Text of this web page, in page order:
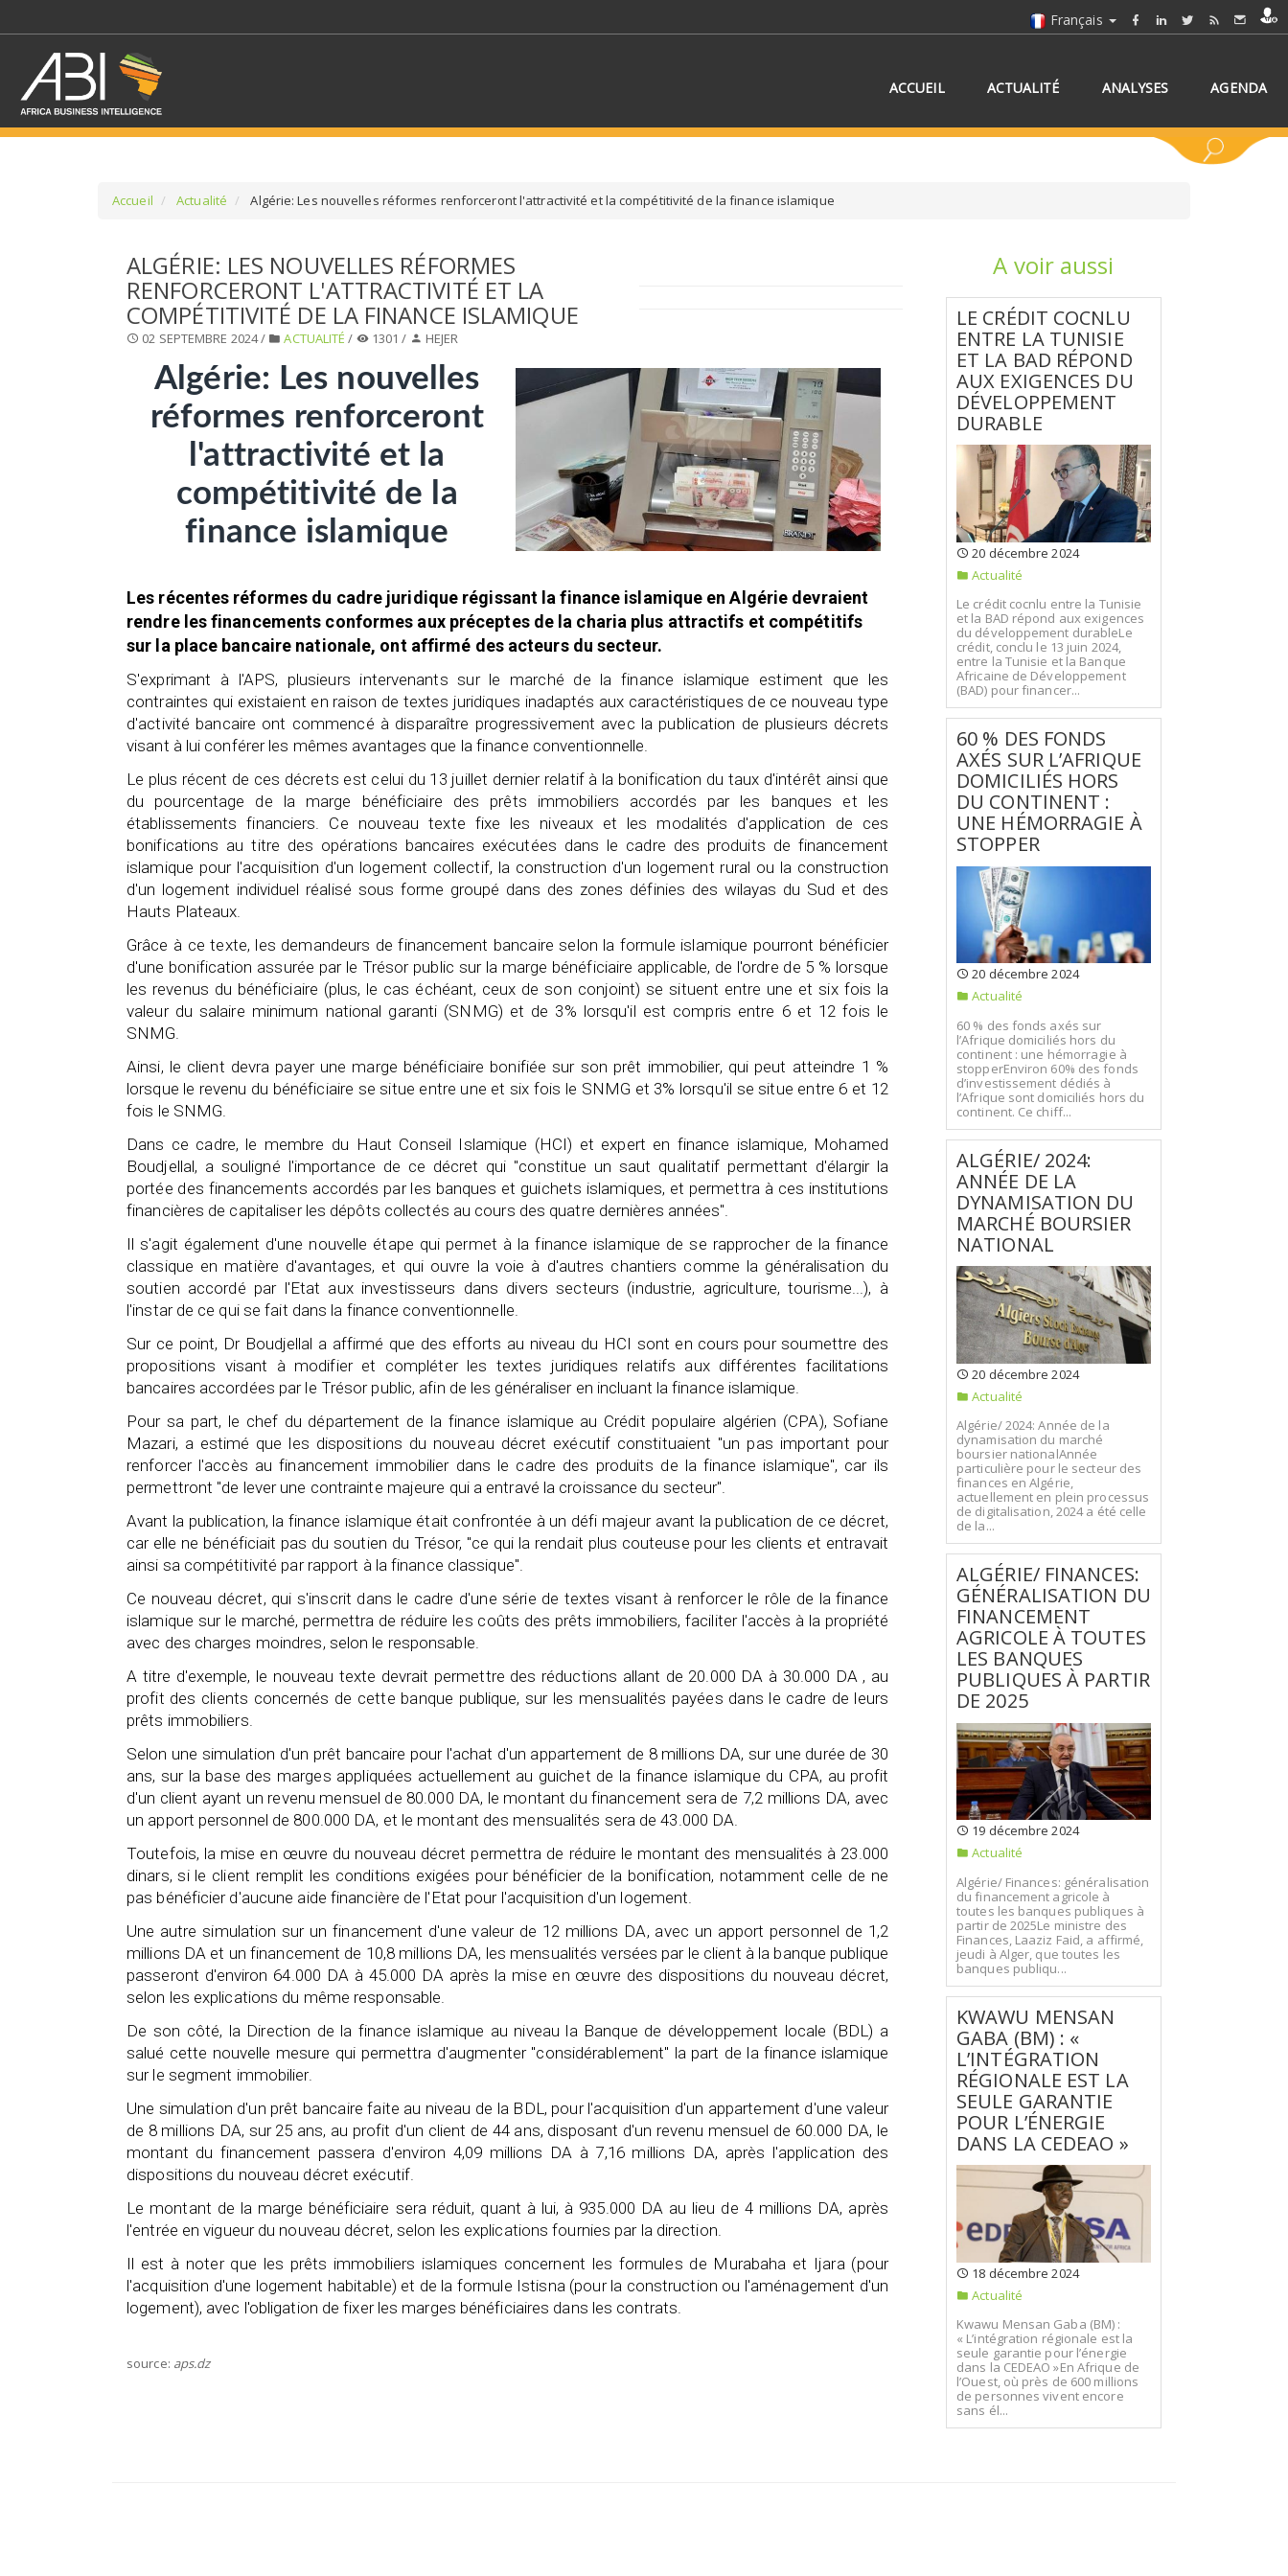
Français
ACCUEIL ACTUALITÉ ANALYSES AGENDA
SÉLECTIONNEZ UN/DES SECTEURS
SELECTIONNEZ UNE SECTION SÉLECTIONNEZ UN/DES PAYS
Accueil Actualité Algérie: Les nouvelles réformes renforceront l'attractivité et la compétitivité de la finance islamique
ALGÉRIE: LES NOUVELLES RÉFORMES
RENFORCERONT L'ATTRACTIVITÉ ET LA
COMPÉTITIVITÉ DE LA FINANCE ISLAMIQUE
02 SEPTEMBRE 2024 / ACTUALITÉ / 1301 / HEJER
Algérie: Les nouvelles
réformes renforceront
l'attractivité et la
compétitivité de la
finance islamique
Les récentes réformes du cadre juridique régissant la finance islamique en Algérie devraient
rendre les financements conformes aux préceptes de la charia plus attractifs et compétitifs
sur la place bancaire nationale, ont affirmé des acteurs du secteur.
S'exprimant à l'APS, plusieurs intervenants sur le marché de la finance islamique estiment que les
contraintes qui existaient en raison de textes juridiques inadaptés aux caractéristiques de ce nouveau type
d'activité bancaire ont commencé à disparaître progressivement avec la publication de plusieurs décrets
visant à lui conférer les mêmes avantages que la finance conventionnelle.
Le plus récent de ces décrets est celui du 13 juillet dernier relatif à la bonification du taux d'intérêt ainsi que
du pourcentage de la marge bénéficiaire des prêts immobiliers accordés par les banques et les
établissements financiers. Ce nouveau texte fixe les niveaux et les modalités d'application de ces
bonifications au titre des opérations bancaires exécutées dans le cadre des produits de financement
islamique pour l'acquisition d'un logement collectif, la construction d'un logement rural ou la construction
d'un logement individuel réalisé sous forme groupé dans des zones définies des wilayas du Sud et des
Hauts Plateaux.
Grâce à ce texte, les demandeurs de financement bancaire selon la formule islamique pourront bénéficier
d'une bonification assurée par le Trésor public sur la marge bénéficiaire applicable, de l'ordre de 5 % lorsque
les revenus du bénéficiaire (plus, le cas échéant, ceux de son conjoint) se situent entre une et six fois la
valeur du salaire minimum national garanti (SNMG) et de 3% lorsqu'il est compris entre 6 et 12 fois le
SNMG.
Ainsi, le client devra payer une marge bénéficiaire bonifiée sur son prêt immobilier, qui peut atteindre 1 %
lorsque le revenu du bénéficiaire se situe entre une et six fois le SNMG et 3% lorsqu'il se situe entre 6 et 12
fois le SNMG.
Dans ce cadre, le membre du Haut Conseil Islamique (HCI) et expert en finance islamique, Mohamed
Boudjellal, a souligné l'importance de ce décret qui "constitue un saut qualitatif permettant d'élargir la
portée des financements accordés par les banques et guichets islamiques, et permettra à ces institutions
financières de capitaliser les dépôts collectés au cours des quatre dernières années".
Il s'agit également d'une nouvelle étape qui permet à la finance islamique de se rapprocher de la finance
classique en matière d'avantages, et qui ouvre la voie à d'autres chantiers comme la généralisation du
soutien accordé par l'Etat aux investisseurs dans divers secteurs (industrie, agriculture, tourisme...), à
l'instar de ce qui se fait dans la finance conventionnelle.
Sur ce point, Dr Boudjellal a affirmé que des efforts au niveau du HCI sont en cours pour soumettre des
propositions visant à modifier et compléter les textes juridiques relatifs aux différentes facilitations
bancaires accordées par le Trésor public, afin de les généraliser en incluant la finance islamique.
Pour sa part, le chef du département de la finance islamique au Crédit populaire algérien (CPA), Sofiane
Mazari, a estimé que les dispositions du nouveau décret exécutif constituaient "un pas important pour
renforcer l'accès au financement immobilier dans le cadre des produits de la finance islamique", car ils
permettront "de lever une contrainte majeure qui a entravé la croissance du secteur".
Avant la publication, la finance islamique était confrontée à un défi majeur avant la publication de ce décret,
car elle ne bénéficiait pas du soutien du Trésor, "ce qui la rendait plus couteuse pour les clients et entravait
ainsi sa compétitivité par rapport à la finance classique".
Ce nouveau décret, qui s'inscrit dans le cadre d'une série de textes visant à renforcer le rôle de la finance
islamique sur le marché, permettra de réduire les coûts des prêts immobiliers, faciliter l'accès à la propriété
avec des charges moindres, selon le responsable.
A titre d'exemple, le nouveau texte devrait permettre des réductions allant de 20.000 DA à 30.000 DA , au
profit des clients concernés de cette banque publique, sur les mensualités payées dans le cadre de leurs
prêts immobiliers.
Selon une simulation d'un prêt bancaire pour l'achat d'un appartement de 8 millions DA, sur une durée de 30
ans, sur la base des marges appliquées actuellement au guichet de la finance islamique du CPA, au profit
d'un client ayant un revenu mensuel de 80.000 DA, le montant du financement sera de 7,2 millions DA, avec
un apport personnel de 800.000 DA, et le montant des mensualités sera de 43.000 DA.
Toutefois, la mise en œuvre du nouveau décret permettra de réduire le montant des mensualités à 23.000
dinars, si le client remplit les conditions exigées pour bénéficier de la bonification, notamment celle de ne
pas bénéficier d'aucune aide financière de l'Etat pour l'acquisition d'un logement.
Une autre simulation sur un financement d'une valeur de 12 millions DA, avec un apport personnel de 1,2
millions DA et un financement de 10,8 millions DA, les mensualités versées par le client à la banque publique
passeront d'environ 64.000 DA à 45.000 DA après la mise en œuvre des dispositions du nouveau décret,
selon les explications du même responsable.
De son côté, la Direction de la finance islamique au niveau la Banque de développement locale (BDL) a
salué cette nouvelle mesure qui permettra d'augmenter "considérablement" la part de la finance islamique
sur le segment immobilier.
Une simulation d'un prêt bancaire faite au niveau de la BDL, pour l'acquisition d'un appartement d'une valeur
de 8 millions DA, sur 25 ans, au profit d'un client de 44 ans, disposant d'un revenu mensuel de 60.000 DA, le
montant du financement passera d'environ 4,09 millions DA à 7,16 millions DA, après l'application des
dispositions du nouveau décret exécutif.
Le montant de la marge bénéficiaire sera réduit, quant à lui, à 935.000 DA au lieu de 4 millions DA, après
l'entrée en vigueur du nouveau décret, selon les explications fournies par la direction.
Il est à noter que les prêts immobiliers islamiques concernent les formules de Murabaha et Ijara (pour
l'acquisition d'une logement habitable) et de la formule Istisna (pour la construction ou l'aménagement d'un
logement), avec l'obligation de fixer les marges bénéficiaires dans les contrats.
source: aps.dz
A voir aussi
LE CRÉDIT COCNLU
ENTRE LA TUNISIE
ET LA BAD RÉPOND
AUX EXIGENCES DU
DÉVELOPPEMENT
DURABLE
20 décembre 2024
Actualité
Le crédit cocnlu entre la Tunisie
et la BAD répond aux exigences
du développement durableLe
crédit, conclu le 13 juin 2024,
entre la Tunisie et la Banque
Africaine de Développement
(BAD) pour financer...
60 % DES FONDS
AXÉS SUR L’AFRIQUE
DOMICILIÉS HORS
DU CONTINENT :
UNE HÉMORRAGIE À
STOPPER
20 décembre 2024
Actualité
60 % des fonds axés sur
l’Afrique domiciliés hors du
continent : une hémorragie à
stopperEnviron 60% des fonds
d’investissement dédiés à
l’Afrique sont domiciliés hors du
continent. Ce chiff...
ALGÉRIE/ 2024:
ANNÉE DE LA
DYNAMISATION DU
MARCHÉ BOURSIER
NATIONAL
20 décembre 2024
Actualité
Algérie/ 2024: Année de la
dynamisation du marché
boursier nationalAnnée
particulière pour le secteur des
finances en Algérie,
actuellement en plein processus
de digitalisation, 2024 a été celle
de la...
ALGÉRIE/ FINANCES:
GÉNÉRALISATION DU
FINANCEMENT
AGRICOLE À TOUTES
LES BANQUES
PUBLIQUES À PARTIR
DE 2025
19 décembre 2024
Actualité
Algérie/ Finances: généralisation
du financement agricole à
toutes les banques publiques à
partir de 2025Le ministre des
Finances, Laaziz Faid, a affirmé,
jeudi à Alger, que toutes les
banques publiqu...
KWAWU MENSAN
GABA (BM) : «
L’INTÉGRATION
RÉGIONALE EST LA
SEULE GARANTIE
POUR L’ÉNERGIE
DANS LA CEDEAO »
18 décembre 2024
Actualité
Kwawu Mensan Gaba (BM) :
« L’intégration régionale est la
seule garantie pour l’énergie
dans la CEDEAO »En Afrique de
l’Ouest, où près de 600 millions
de personnes vivent encore
sans él...